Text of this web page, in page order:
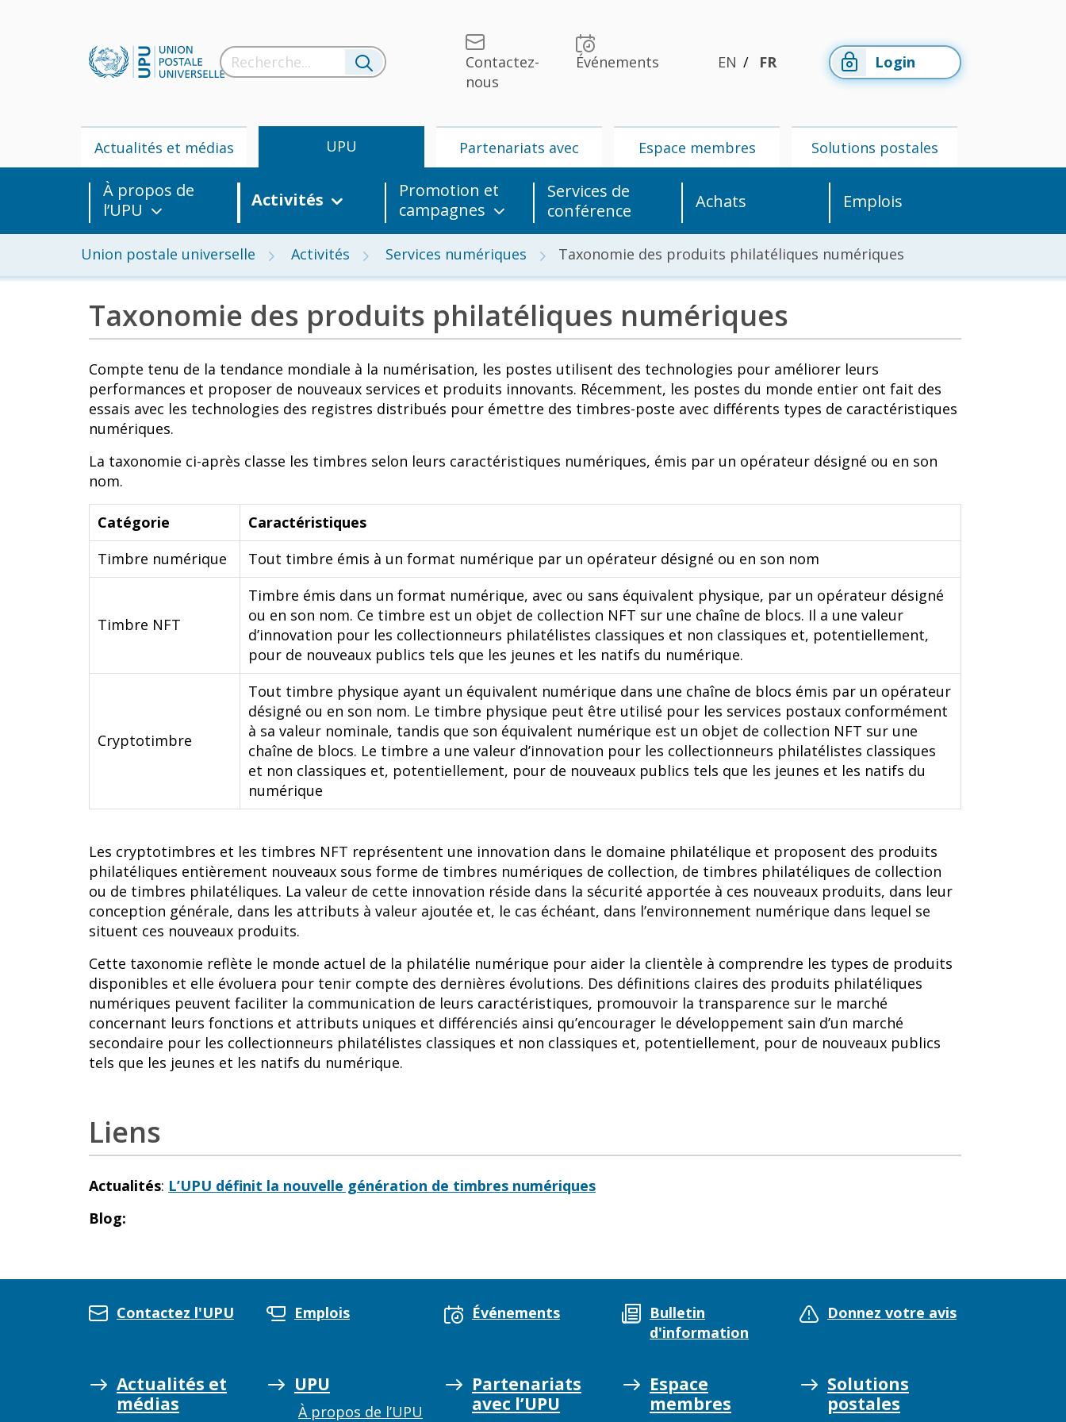
Contactez-
nous
Événements EN FR Login
Actualités et médias UPU Partenariats avec
l’UPU
Espace membres Solutions postales
À propos de
l’UPU
Activités
Promotion et
campagnes
Services de
conférence
Achats Emplois
Union postale universelle Activités Services numériques Taxonomie des produits philatéliques numériques
Actualités et
médias
UPU
Partenariats
avec l’UPU
Espace
membres
postales
Taxonomie des produits philatéliques numériques
Compte tenu de la tendance mondiale à la numérisation, les postes utilisent des technologies pour améliorer leurs
performances et proposer de nouveaux services et produits innovants. Récemment, les postes du monde entier ont fait des
essais avec les technologies des registres distribués pour émettre des timbres-poste avec différents types de caractéristiques
numériques.
La taxonomie ci-après classe les timbres selon leurs caractéristiques numériques, émis par un opérateur désigné ou en son
nom.
Catégorie
Caractéristiques
Timbre numérique
Tout timbre émis à un format numérique par un opérateur désigné ou en son nom
Timbre NFT
Timbre émis dans un format numérique, avec ou sans équivalent physique, par un opérateur désigné
ou en son nom. Ce timbre est un objet de collection NFT sur une chaîne de blocs. Il a une valeur
d’innovation pour les collectionneurs philatélistes classiques et non classiques et, potentiellement,
pour de nouveaux publics tels que les jeunes et les natifs du numérique.
Cryptotimbre
Tout timbre physique ayant un équivalent numérique dans une chaîne de blocs émis par un opérateur
désigné ou en son nom. Le timbre physique peut être utilisé pour les services postaux conformément
à sa valeur nominale, tandis que son équivalent numérique est un objet de collection NFT sur une
chaîne de blocs. Le timbre a une valeur d’innovation pour les collectionneurs philatélistes classiques
et non classiques et, potentiellement, pour de nouveaux publics tels que les jeunes et les natifs du
numérique
Les cryptotimbres et les timbres NFT représentent une innovation dans le domaine philatélique et proposent des produits
philatéliques entièrement nouveaux sous forme de timbres numériques de collection, de timbres philatéliques de collection
ou de timbres philatéliques. La valeur de cette innovation réside dans la sécurité apportée à ces nouveaux produits, dans leur
conception générale, dans les attributs à valeur ajoutée et, le cas échéant, dans l’environnement numérique dans lequel se
situent ces nouveaux produits.
Cette taxonomie reflète le monde actuel de la philatélie numérique pour aider la clientèle à comprendre les types de produits
disponibles et elle évoluera pour tenir compte des dernières évolutions. Des définitions claires des produits philatéliques
numériques peuvent faciliter la communication de leurs caractéristiques, promouvoir la transparence sur le marché
concernant leurs fonctions et attributs uniques et différenciés ainsi qu’encourager le développement sain d’un marché
secondaire pour les collectionneurs philatélistes classiques et non classiques et, potentiellement, pour de nouveaux publics
tels que les jeunes et les natifs du numérique.
Liens
Actualités: L’UPU définit la nouvelle génération de timbres numériques
Blog:
Contactez l'UPU Emplois Événements
Bulletin
d'information
Donnez votre avis
Actualités et
médias
UPU
À propos de l’UPU
Partenariats
avec l’UPU
Espace
membres
Solutions
postales